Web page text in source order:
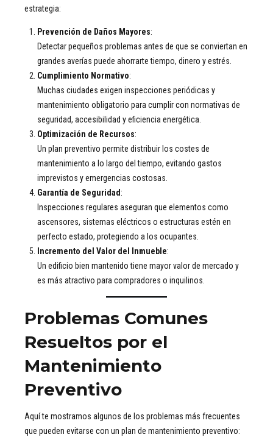
estrategia:
Prevención de Daños Mayores:
Detectar pequeños problemas antes de que se conviertan en
grandes averías puede ahorrarte tiempo, dinero y estrés.
Cumplimiento Normativo:
Muchas ciudades exigen inspecciones periódicas y
mantenimiento obligatorio para cumplir con normativas de
seguridad, accesibilidad y eficiencia energética.
Optimización de Recursos:
Un plan preventivo permite distribuir los costes de
mantenimiento a lo largo del tiempo, evitando gastos
imprevistos y emergencias costosas.
Garantía de Seguridad:
Inspecciones regulares aseguran que elementos como
ascensores, sistemas eléctricos o estructuras estén en
perfecto estado, protegiendo a los ocupantes.
Incremento del Valor del Inmueble:
Un edificio bien mantenido tiene mayor valor de mercado y
es más atractivo para compradores o inquilinos.
Problemas Comunes
Resueltos por el
Mantenimiento
Preventivo
Aquí te mostramos algunos de los problemas más frecuentes
que pueden evitarse con un plan de mantenimiento preventivo: